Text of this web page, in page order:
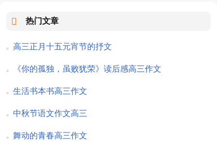
热门文章
高三正月十五元宵节的抒文
《你的孤独，虽败犹荣》读后感高三作文
生活书本书高三作文
中秋节语文作文高三
舞动的青春高三作文